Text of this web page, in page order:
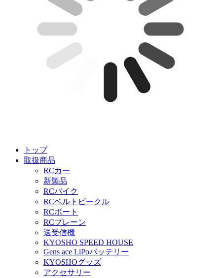
トップ
取扱商品
RCカー
新製品
RCバイク
RCベルトビークル
RCボート
RCプレーン
送受信機
KYOSHO SPEED HOUSE
Gens ace LiPoバッテリー
KYOSHOグッズ
アクセサリー